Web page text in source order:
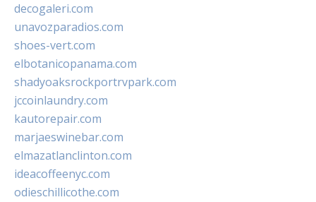
decogaleri.com
unavozparadios.com
shoes-vert.com
elbotanicopanama.com
shadyoaksrockportrvpark.com
jccoinlaundry.com
kautorepair.com
marjaeswinebar.com
elmazatlanclinton.com
ideacoffeenyc.com
odieschillicothe.com